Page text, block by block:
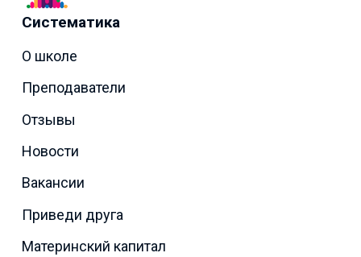
Систематика
О школе
Преподаватели
Отзывы
Новости
Вакансии
Приведи друга
Материнский капитал